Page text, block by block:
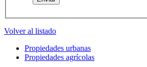
Volver al listado
Propiedades urbanas
Propiedades agrícolas